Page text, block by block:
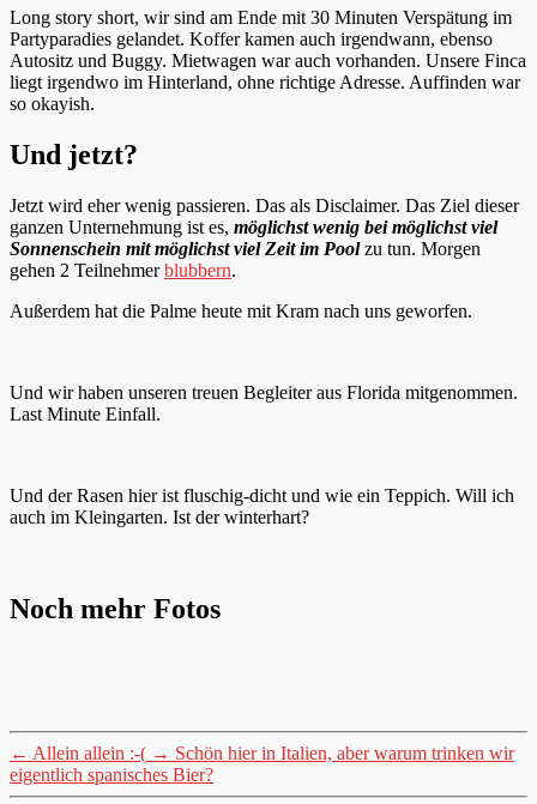
Long story short, wir sind am Ende mit 30 Minuten Verspätung im
Partyparadies gelandet. Koffer kamen auch irgendwann, ebenso
Autositz und Buggy. Mietwagen war auch vorhanden. Unsere Finca
liegt irgendwo im Hinterland, ohne richtige Adresse. Auffinden war
so okayish.
Und jetzt?
Jetzt wird eher wenig passieren. Das als Disclaimer. Das Ziel dieser
ganzen Unternehmung ist es, möglichst wenig bei möglichst viel
Sonnenschein mit möglichst viel Zeit im Poolzu tun. Morgen
gehen 2 Teilnehmerblubbern.
Außerdem hat die Palme heute mit Kram nach uns geworfen.
Und wir haben unseren treuen Begleiter aus Florida mitgenommen.
Last Minute Einfall.
Und der Rasen hier ist fluschig-dicht und wie ein Teppich. Will ich
auch im Kleingarten. Ist der winterhart?
Noch mehr Fotos
← Allein allein :-( → Schön hier in Italien, aber warum trinken wir
eigentlich spanisches Bier?